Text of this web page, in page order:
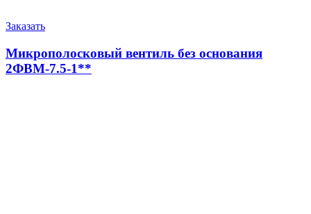
Заказать
Микрополосковый вентиль без основания
2ФВМ-7.5-1**